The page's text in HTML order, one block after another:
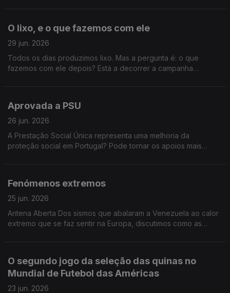
O lixo, e o que fazemos com ele
29 jun. 2026
Todos os dias produzimos lixo. Mas a pergunta é: o que
fazemos com ele depois? Está a decorrer a campanha
lixo antes que o futuro se lixe.” Faz a separação dos resíduos
em casa? O que o impede de reciclar mais? Acredita que
Portugal está a fazer o suficiente para reduzir o lixo que
produz?
Aprovada a PSU
26 jun. 2026
A Prestação Social Única representa uma melhoria da
proteção social em Portugal? Pode tornar os apoios mais
Fenómenos extremos
25 jun. 2026
Antena Aberta Dos sismos que abalaram a Venezuela ao calor
extremo que se faz sentir na Europa, discutimos como as
O segundo jogo da seleção das quinas no
Mundial de Futebol das Américas
23 jun. 2026